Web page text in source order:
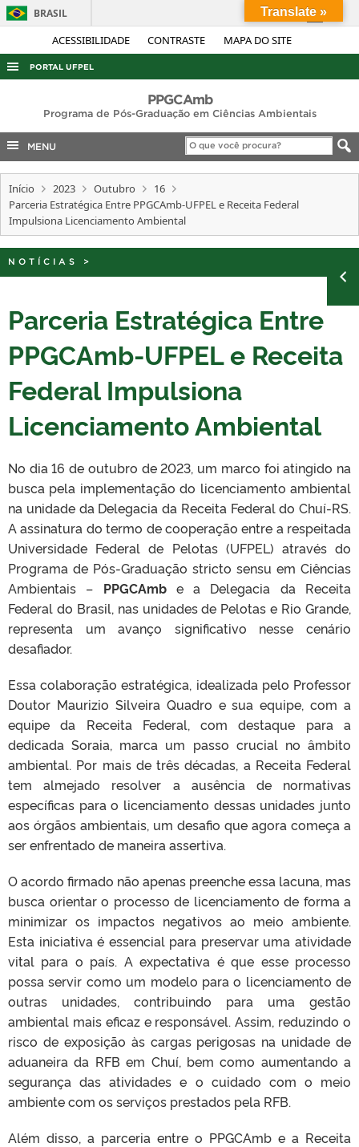
ACESSIBILIDADE CONTRASTE MAPA DO SITE
BRASIL
Simplifique!
Acesso à informação
Legislação
Canais
PORTAL UFPEL
AUDITORIA
COBALTO
CONCURSOS
EDITAIS
OUVIDORIA
PPGCAmb
Programa de Pós-Graduação em Ciências Ambientais
MENU
Início 2023 Outubro
16
Parceria Estratégica Entre PPGCAmb-UFPEL e Receita Federal
Impulsiona Licenciamento Ambiental
NOTÍCIAS >
Parceria Estratégica Entre
PPGCAmb-UFPEL e Receita
Federal Impulsiona
Licenciamento Ambiental
No dia 16 de outubro de 2023, um marco foi atingido na
busca pela implementação do licenciamento ambiental
na unidade da Delegacia da Receita Federal do Chuí-RS.
A assinatura do termo de cooperação entre a respeitada
Universidade Federal de Pelotas (UFPEL) através do
Programa de Pós-Graduação stricto sensu em Ciências
Ambientais – PPGCAmb e a Delegacia da Receita
Federal do Brasil, nas unidades de Pelotas e Rio Grande,
representa um avanço significativo nesse cenário
desafiador.
Essa colaboração estratégica, idealizada pelo Professor
Doutor Maurizio Silveira Quadro e sua equipe, com a
equipe da Receita Federal, com destaque para a
dedicada Soraia, marca um passo crucial no âmbito
ambiental. Por mais de três décadas, a Receita Federal
tem almejado resolver a ausência de normativas
específicas para o licenciamento dessas unidades junto
aos órgãos ambientais, um desafio que agora começa a
ser enfrentado de maneira assertiva.
O acordo firmado não apenas preenche essa lacuna, mas
busca orientar o processo de licenciamento de forma a
minimizar os impactos negativos ao meio ambiente.
Esta iniciativa é essencial para preservar uma atividade
vital para o país. A expectativa é que esse processo
possa servir como um modelo para o licenciamento de
outras unidades, contribuindo para uma gestão
ambiental mais eficaz e responsável. Assim, reduzindo o
risco de exposição às cargas perigosas na unidade de
aduaneira da RFB em Chuí, bem como aumentando a
segurança das atividades e o cuidado com o meio
ambiente com os serviços prestados pela RFB.
Além disso, a parceria entre o PPGCAmb e a Receita
Translate »